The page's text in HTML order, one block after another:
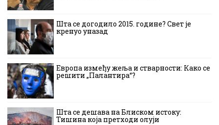
Шта се догодило 2015. године? Свет је
кренуо уназад
Европа између жеља и стварности: Како се
решити „Палантира“?
Шта се дешава на Блиском истоку:
Тишина која претходи олуји